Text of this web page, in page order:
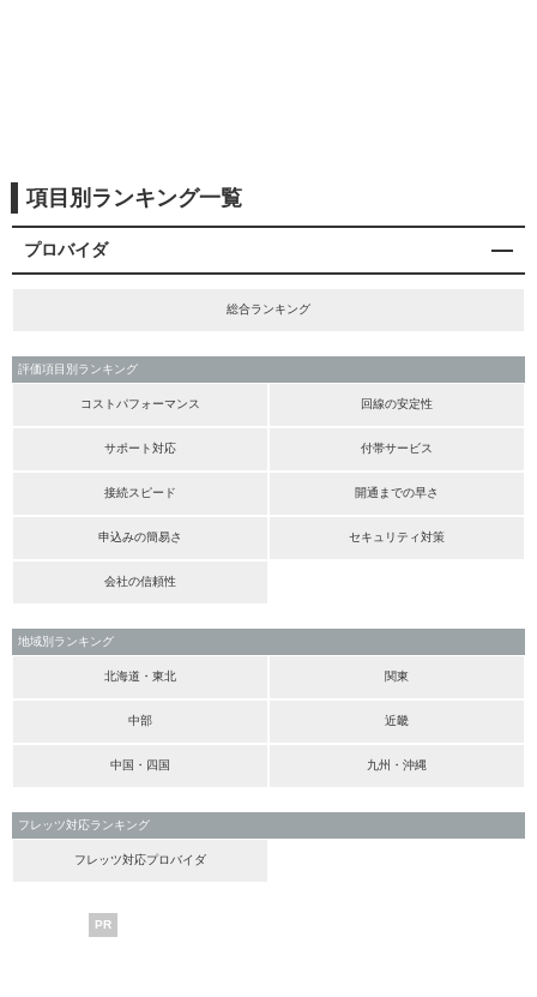
項目別ランキング一覧
プロバイダ
総合ランキング
評価項目別ランキング
コストパフォーマンス 回線の安定性
サポート対応 付帯サービス
接続スピード 開通までの早さ
申込みの簡易さ セキュリティ対策
会社の信頼性
地域別ランキング
北海道・東北 関東
中部 近畿
中国・四国 九州・沖縄
フレッツ対応ランキング
フレッツ対応プロバイダ
PR